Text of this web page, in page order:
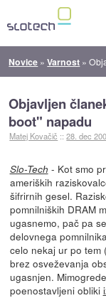
Novice »Varnost »
Objavljen
boot" napadu
Matej Kovačič ::28. dec
Slo-Tech - Kot smo
ameriških
šifrirnih gesel.
pomnilniških DRAM
ugasnemo, pač pa
delovnega
celo nekaj ur po tem
brez osveževanja
ugasnjen.
poenostavljeni obliki